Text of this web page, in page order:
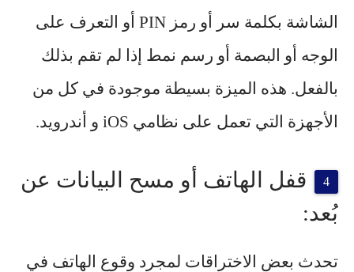
الشاشة بكلمة سر أو رمز PIN أو التعرف على
الوجه أو البصمة أو رسم نمط إذا لم تقم بذلك
بالفعل. هذه الميزة بسيطة موجودة في كل من
الأجهزة التي تعمل على نظامي iOS و أندرويد.
قفل الهاتف أو مسح البيانات عن
بُعد:
تحدث بعض الاختراقات لمجرد وقوع الهاتف في